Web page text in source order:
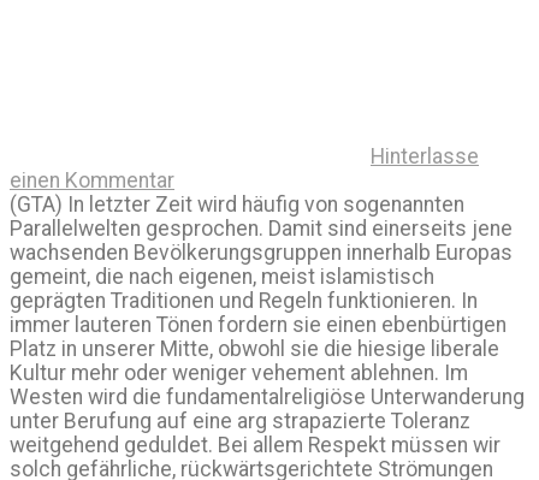
Hinterlasse
einen Kommentar
(GTA) In letzter Zeit wird häufig von sogenannten
Parallelwelten gesprochen. Damit sind einerseits jene
wachsenden Bevölkerungsgruppen innerhalb Europas
gemeint, die nach eigenen, meist islamistisch
geprägten Traditionen und Regeln funktionieren. In
immer lauteren Tönen fordern sie einen ebenbürtigen
Platz in unserer Mitte, obwohl sie die hiesige liberale
Kultur mehr oder weniger vehement ablehnen. Im
Westen wird die fundamentalreligiöse Unterwanderung
unter Berufung auf eine arg strapazierte Toleranz
weitgehend geduldet. Bei allem Respekt müssen wir
solch gefährliche, rückwärtsgerichtete Strömungen